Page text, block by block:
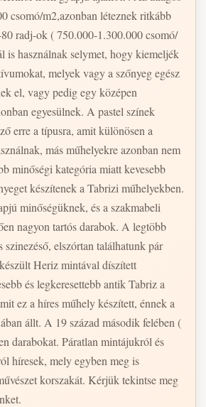
csomó/m2,azonban léteznek ritkább
radj-ok ( 750.000-1.300.000 csomó/
is használnak selymet, hogy kiemeljék
melyek vagy a szőnyeg egész
el, vagy pedig egy középen
egyesülnek. A pastel színek
erre a típusra, amit különösen a
más műhelyekre azonban nem
minőségi kategória miatt kevesebb
készítenek a Tabrizi műhelyekben.
minőségüknek, és a szakmabeli
nagyon tartós darabok. A legtöbb
szinezéső, elszórtan találhatunk pár
Heriz mintával díszített
és legkeresettebb antik Tabriz a
ez a híres műhely készített, énnek a
állt. A 19 század második felében (
darabokat. Páratlan mintájukról és
híresek, mely egyben meg is
korszakát. Kérjük tekintse meg